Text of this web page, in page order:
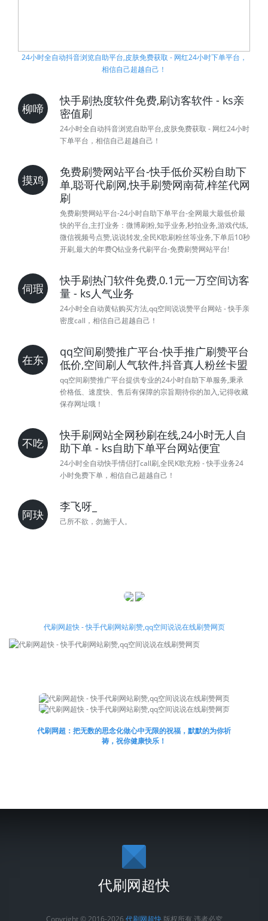
24小时全自动抖音浏览自助平台,皮肤免费获取 - 网红24小时下单平台，
相信自己超越自己！
柳啼
快手刷热度软件免费,刷访客软件 - ks亲
密值刷
24小时全自动抖音浏览自助平台,皮肤免费获取 - 网红24小时
下单平台，相信自己超越自己！
摸鸡
免费刷赞网站平台-快手低价买粉自助下
单,聪哥代刷网,快手刷赞网南荷,梓笙代网
刷
免费刷赞网站平台-24小时自助下单平台-全网最大最低价最
快的平台,主打业务：微博刷粉,知乎业务,秒拍业务,游戏代练,
微信视频号点赞,说说转发,全民K歌刷粉丝等业务,下单后10秒
开刷,最大的年费Q钻业务代刷平台-免费刷赞网站平台!
伺瑕
快手刷热门软件免费,0.1元一万空间访客
量 - ks人气业务
24小时全自动黄钻购买方法,qq空间说说赞平台网站 - 快手亲
密度call，相信自己超越自己！
在东
qq空间刷赞推广平台-快手推广刷赞平台
低价,空间刷人气软件,抖音真人粉丝卡盟
qq空间刷赞推广平台提供专业的24小时自助下单服务,秉承
价格低、速度快、售后有保障的宗旨期待你的加入,记得收藏
保存网址哦！
不吃
快手刷网站全网秒刷在线,24小时无人自
助下单 - ks自助下单平台网站便宜
24小时全自动快手情侣打call刷,全民K歌充粉 - 快手业务24
小时免费下单，相信自己超越自己！
阿玦
李飞呀_
己所不欲，勿施于人。
代刷网超快 - 快手代刷网站刷赞,qq空间说说在线刷赞网页
代刷网超：把无数的思念化做心中无限的祝福，默默的为你祈
祷，祝你健康快乐！
代刷网超快